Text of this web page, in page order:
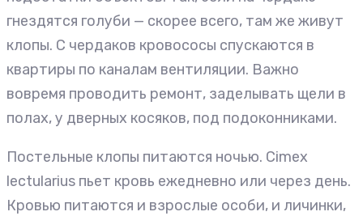
гнездятся голуби — скорее всего, там же живут
клопы. С чердаков кровососы спускаются в
квартиры по каналам вентиляции. Важно
вовремя проводить ремонт, заделывать щели в
полах, у дверных косяков, под подоконниками.
Постельные клопы питаются ночью. Cimex
lectularius пьет кровь ежедневно или через день.
Кровью питаются и взрослые особи, и личинки,